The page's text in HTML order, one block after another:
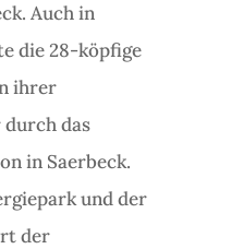
Auch in
die 28-köpfige
ihrer
das
in Saerbeck.
und der
der